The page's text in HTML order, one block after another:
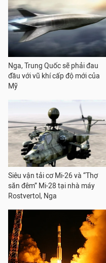
Nga, Trung Quốc sẽ phải đau
đầu với vũ khí cấp độ mới của
Mỹ
Siêu vận tải cơ Mi-26 và “Thợ
săn đêm” Mi-28 tại nhà máy
Rostvertol, Nga